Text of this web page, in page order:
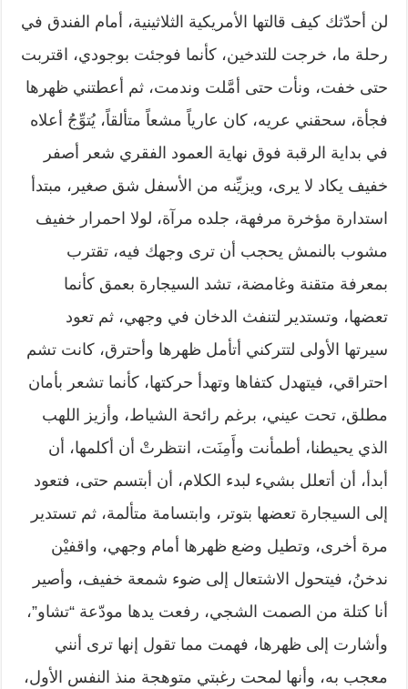
لن أحدّثك كيف قالتها الأمريكية الثلاثينية، أمام الفندق في
رحلة ما، خرجت للتدخين، كأنما فوجئت بوجودي، اقتربت
حتى خفت، ونأت حتى أمَّلت وندمت، ثم أعطتني ظهرها
فجأة، سحقني عريه، كان عارياً مشعاً متألقاً، يُتوِّجُ أعلاه
في بداية الرقبة فوق نهاية العمود الفقري شعر أصفر
خفيف يكاد لا يرى، ويزيِّنه من الأسفل شق صغير، مبتدأ
استدارة مؤخرة مرفهة، جلده مرآة، لولا احمرار خفيف
مشوب بالنمش يحجب أن ترى وجهك فيه، تقترب
بمعرفة متقنة وغامضة، تشد السيجارة بعمق كأنما
تعضها، وتستدير لتنفث الدخان في وجهي، ثم تعود
سيرتها الأولى لتتركني أتأمل ظهرها وأحترق، كانت تشم
احتراقي، فيتهدل كتفاها وتهدأ حركتها، كأنما تشعر بأمان
مطلق، تحت عيني، برغم رائحة الشياط، وأزيز اللهب
الذي يحيطنا، أطمأنت وأَمِنَت، انتظرتْ أن أكلمها، أن
أبدأ، أن أتعلل بشيء لبدء الكلام، أن أبتسم حتى، فتعود
إلى السيجارة تعضها بتوتر، وابتسامة متألمة، ثم تستدير
مرة أخرى، وتطيل وضع ظهرها أمام وجهي، واقفيْن
ندخنُ، فيتحول الاشتعال إلى ضوء شمعة خفيف، وأصير
أنا كتلة من الصمت الشجي، رفعت يدها مودّعة “تشاو”،
وأشارت إلى ظهرها، فهمت مما تقول إنها ترى أنني
معجب به، وأنها لمحت رغبتي متوهجة منذ النفس الأول،